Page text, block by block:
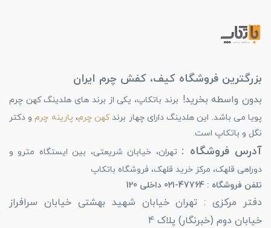
بزرگترین فروشگاه کیف، کفش چرم ایران
بدون واسطه بخرید! برند باتکاپ، یکی از برند های هلدینگ کهن چرم
پویا می باشد. این هلدینگ دارای چهار برندکهن چرم، پارینه چرمو دکتر
نگل و باتکاپ است.
آدرس فروشگاه : تهران، خیابان شریعتی، بین ایستگاه مترو و
دوراهی قلهک، مرکز خرید قلهک، فروشگاه باتکاپ
تلفن فروشگاه : 47764-021 داخلی 120
دفتر مرکزی : تهران خیابان شهید بهشتی خیابان سرافراز
خیابان دوم (خبرنگار) پلاک 4